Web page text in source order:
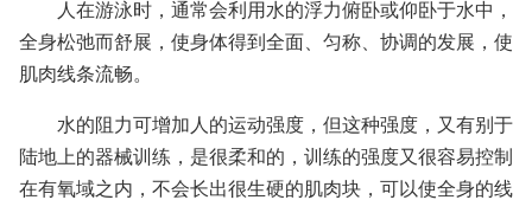
人在游泳时，通常会利用水的浮力俯卧或仰卧于水中，
全身松弛而舒展，使身体得到全面、匀称、协调的发展，使
肌肉线条流畅。
水的阻力可增加人的运动强度，但这种强度，又有别于
陆地上的器械训练，是很柔和的，训练的强度又很容易控制
在有氧域之内，不会长出很生硬的肌肉块，可以使全身的线